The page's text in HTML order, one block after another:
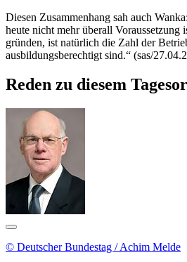
Diesen Zusammenhang sah auch
heute nicht mehr überall Voraussetzung
gründen, ist natürlich die Zahl der
ausbildungsberechtigt sind.“ (sas/
Reden zu diesem
© Deutscher Bundestag / Achim Melde